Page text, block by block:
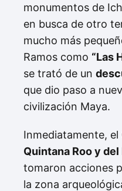
monumentos de
en busca de otro
mucho más
Ramos como “Las
se trató de un
que dio paso a
civilización Maya.
Inmediatamente, el
Quintana Roo y
tomaron acciones
la zona